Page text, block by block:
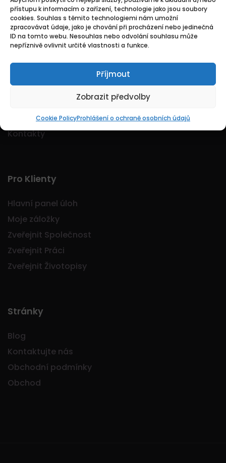
přístupu k informacím o zařízení, technologie jako jsou soubory
cookies. Souhlas s těmito technologiemi nám umožní
zpracovávat údaje, jako je chování při procházení nebo jedinečná
ID na tomto webu. Nesouhlas nebo odvolání souhlasu může
nepříznivě ovlivnit určité vlastnosti a funkce.
Příjmout
Zobrazit předvolby
Cookie PolicyProhlášení o ochraně osobních údajů
Logo Jobmarkt.cz ® je registrovaná ochranná
známka.
Kontakty
Pro Klienty
Hlavní panel úloh
Moje záložky
Zveřejnit Společnost
Zveřejnit Práci
Zveřejnit Životopisy
Stránky
Blog
Kontaktujte nás
Obchodní podmínky
Obchod